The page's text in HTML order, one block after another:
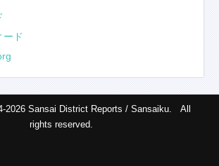
ード
2026 Sansai District Reports / Sansaiku. All
rights reserved.